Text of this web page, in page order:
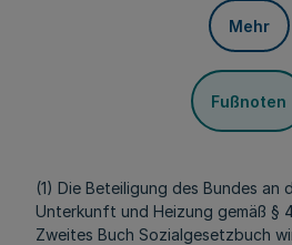
Mehr
Fußnoten
(1) Die Beteiligung des Bundes an
Unterkunft und Heizung gemäß §
Zweites Buch Sozialgesetzbuch